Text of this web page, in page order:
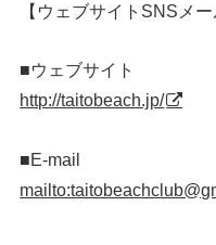
【ウェブサイトSNSメ
■ウェブサイト
http://taitobeach.jp/
■E-mail